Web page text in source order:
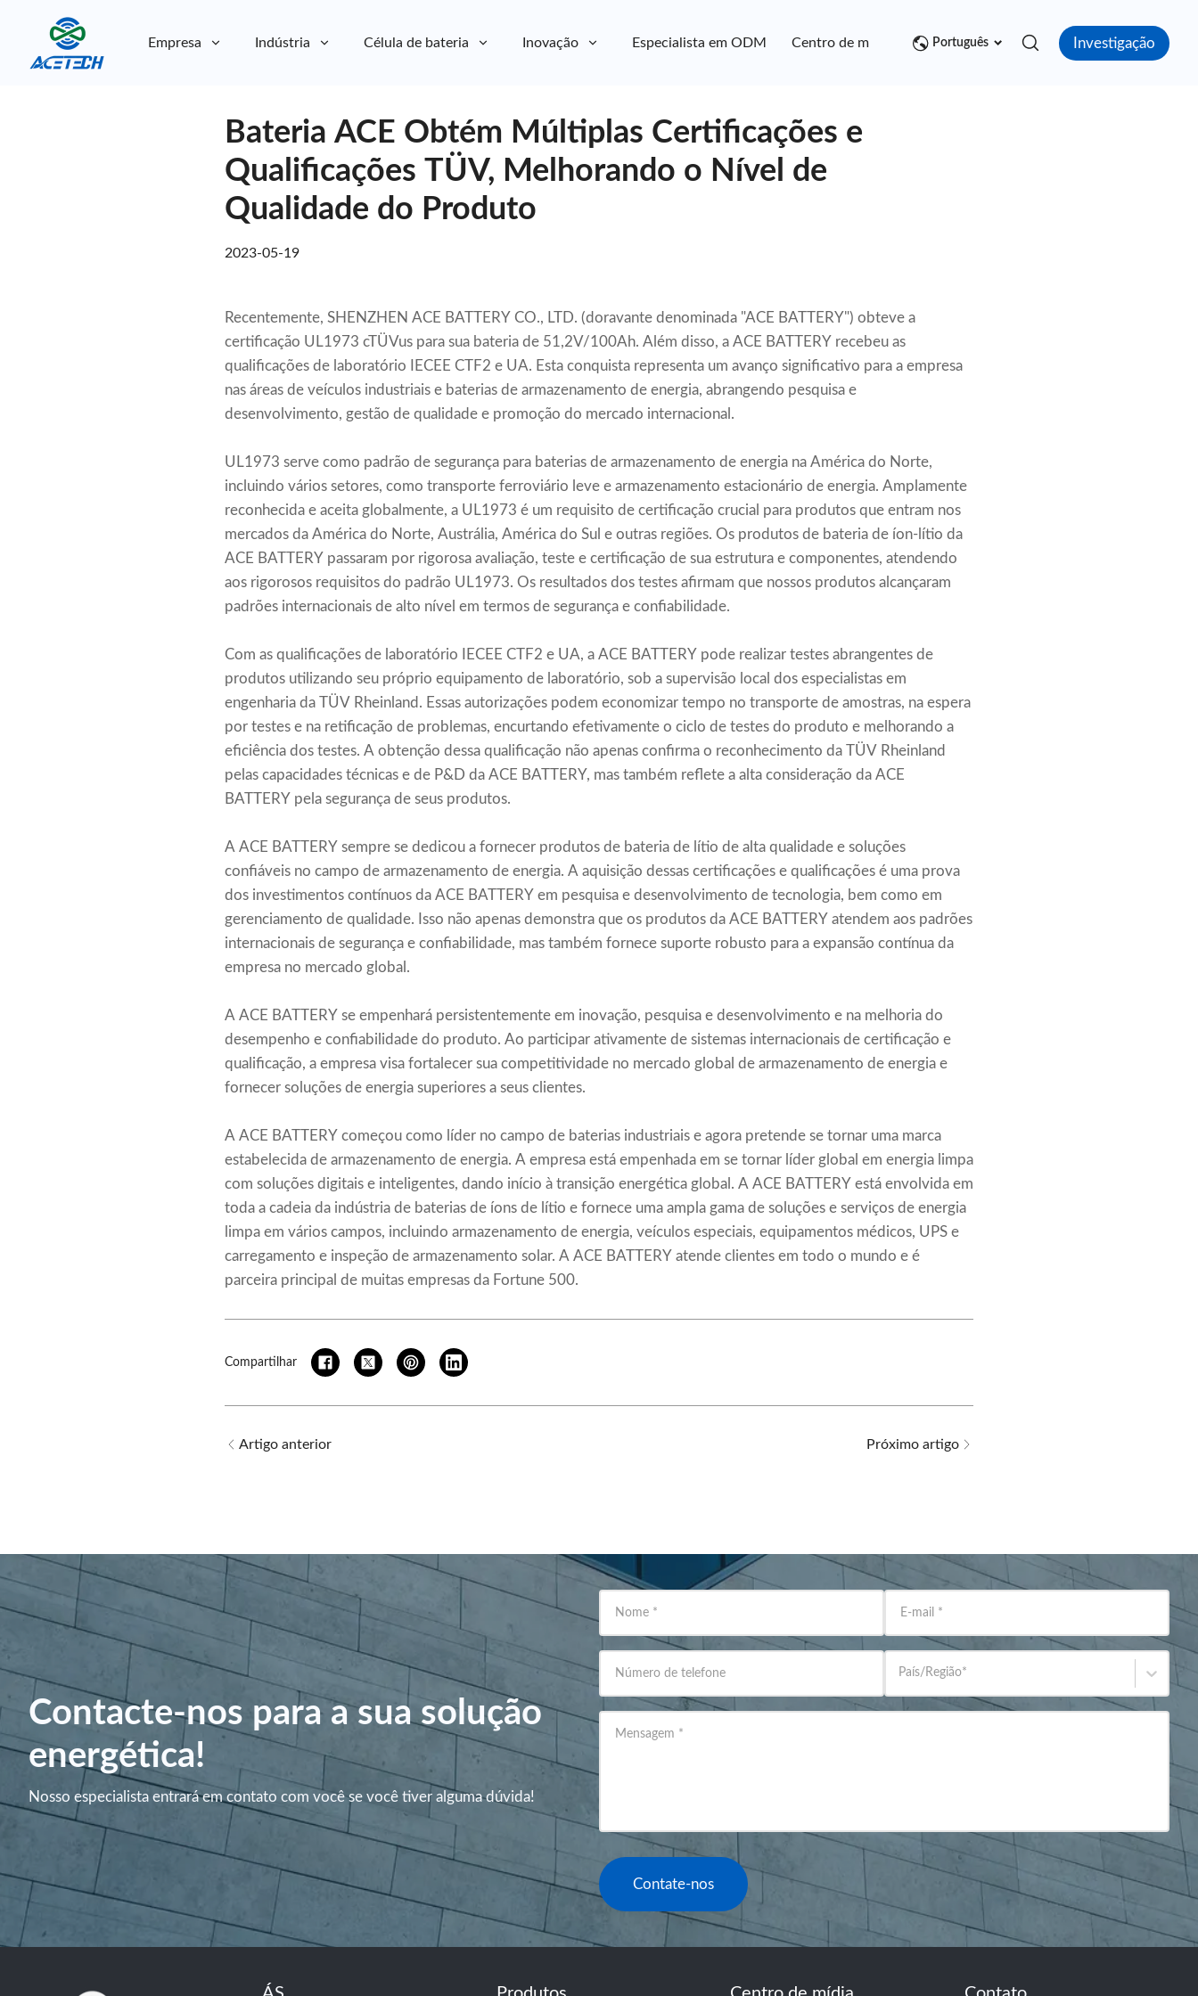
Empresa Indústria Célula de bateria Inovação Especialista em ODM Centro de mídia Contato
Português Investigação
Bateria ACE Obtém Múltiplas Certificações e
Qualificações TÜV, Melhorando o Nível de
Qualidade do Produto
2023-05-19
Recentemente, SHENZHEN ACE BATTERY CO., LTD. (doravante denominada "ACE BATTERY") obteve a
certificação UL1973 cTÜVus para sua bateria de 51,2V/100Ah. Além disso, a ACE BATTERY recebeu as
qualificações de laboratório IECEE CTF2 e UA. Esta conquista representa um avanço significativo para a empresa
nas áreas de veículos industriais e baterias de armazenamento de energia, abrangendo pesquisa e
desenvolvimento, gestão de qualidade e promoção do mercado internacional.
UL1973 serve como padrão de segurança para baterias de armazenamento de energia na América do Norte,
incluindo vários setores, como transporte ferroviário leve e armazenamento estacionário de energia. Amplamente
reconhecida e aceita globalmente, a UL1973 é um requisito de certificação crucial para produtos que entram nos
mercados da América do Norte, Austrália, América do Sul e outras regiões. Os produtos de bateria de íon-lítio da
ACE BATTERY passaram por rigorosa avaliação, teste e certificação de sua estrutura e componentes, atendendo
aos rigorosos requisitos do padrão UL1973. Os resultados dos testes afirmam que nossos produtos alcançaram
padrões internacionais de alto nível em termos de segurança e confiabilidade.
Com as qualificações de laboratório IECEE CTF2 e UA, a ACE BATTERY pode realizar testes abrangentes de
produtos utilizando seu próprio equipamento de laboratório, sob a supervisão local dos especialistas em
engenharia da TÜV Rheinland. Essas autorizações podem economizar tempo no transporte de amostras, na espera
por testes e na retificação de problemas, encurtando efetivamente o ciclo de testes do produto e melhorando a
eficiência dos testes. A obtenção dessa qualificação não apenas confirma o reconhecimento da TÜV Rheinland
pelas capacidades técnicas e de P&D da ACE BATTERY, mas também reflete a alta consideração da ACE
BATTERY pela segurança de seus produtos.
A ACE BATTERY sempre se dedicou a fornecer produtos de bateria de lítio de alta qualidade e soluções
confiáveis no campo de armazenamento de energia. A aquisição dessas certificações e qualificações é uma prova
dos investimentos contínuos da ACE BATTERY em pesquisa e desenvolvimento de tecnologia, bem como em
gerenciamento de qualidade. Isso não apenas demonstra que os produtos da ACE BATTERY atendem aos padrões
internacionais de segurança e confiabilidade, mas também fornece suporte robusto para a expansão contínua da
empresa no mercado global.
A ACE BATTERY se empenhará persistentemente em inovação, pesquisa e desenvolvimento e na melhoria do
desempenho e confiabilidade do produto. Ao participar ativamente de sistemas internacionais de certificação e
qualificação, a empresa visa fortalecer sua competitividade no mercado global de armazenamento de energia e
fornecer soluções de energia superiores a seus clientes.
A ACE BATTERY começou como líder no campo de baterias industriais e agora pretende se tornar uma marca
estabelecida de armazenamento de energia. A empresa está empenhada em se tornar líder global em energia limpa
com soluções digitais e inteligentes, dando início à transição energética global. A ACE BATTERY está envolvida em
toda a cadeia da indústria de baterias de íons de lítio e fornece uma ampla gama de soluções e serviços de energia
limpa em vários campos, incluindo armazenamento de energia, veículos especiais, equipamentos médicos, UPS e
carregamento e inspeção de armazenamento solar. A ACE BATTERY atende clientes em todo o mundo e é
parceira principal de muitas empresas da Fortune 500.
Compartilhar
Artigo anterior Próximo artigo
Contacte-nos para a sua solução
energética!
Nosso especialista entrará em contato com você se você tiver alguma dúvida!
Nome * E-mail *
Número de telefone País/Região*
Mensagem *
Contate-nos